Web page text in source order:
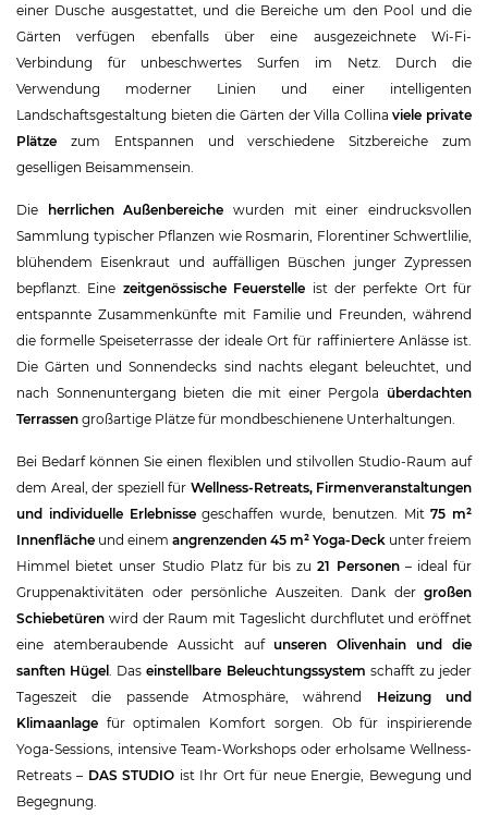
einer Dusche ausgestattet, und die Bereiche um den Pool und die
Gärten verfügen ebenfalls über eine ausgezeichnete Wi-Fi-
Verbindung für unbeschwertes Surfen im Netz. Durch die
Verwendung moderner Linien und einer intelligenten
Landschaftsgestaltung bieten die Gärten der Villa Collinaviele private
Plätze zum Entspannen und verschiedene Sitzbereiche zum
geselligen Beisammensein.
Die herrlichen Außenbereiche wurden mit einer eindrucksvollen
Sammlung typischer Pflanzen wie Rosmarin, Florentiner Schwertlilie,
blühendem Eisenkraut und auffälligen Büschen junger Zypressen
bepflanzt. Eine zeitgenössische Feuerstelle ist der perfekte Ort für
entspannte Zusammenkünfte mit Familie und Freunden, während
die formelle Speiseterrasse der ideale Ort für raffiniertere Anlässe ist.
Die Gärten und Sonnendecks sind nachts elegant beleuchtet, und
nach Sonnenuntergang bieten die mit einer Pergola überdachten
Terrassen großartige Plätze für mondbeschienene Unterhaltungen.
Bei Bedarf können Sie einen flexiblen und stilvollen Studio-Raum auf
dem Areal, der speziell für Wellness-Retreats, Firmenveranstaltungen
und individuelle Erlebnissegeschaffen wurde, benutzen. Mit75 m²
Innenfläche und einem angrenzenden 45 m² Yoga-Deck unter freiem
Himmel bietet unser Studio Platz für bis zu21 Personen– ideal für
Gruppenaktivitäten oder persönliche Auszeiten. Dank der großen
Schiebetüren wird der Raum mit Tageslicht durchflutet und eröffnet
eine atemberaubende Aussicht auf unseren Olivenhain und die
sanften Hügel . Daseinstellbare Beleuchtungssystem schafft zu jeder
Tageszeit die passende Atmosphäre, während Heizung und
Klimaanlage für optimalen Komfort sorgen. Ob für inspirierende
Yoga-Sessions, intensive Team-Workshops oder erholsame Wellness-
Retreats – DAS STUDIO ist Ihr Ort für neue Energie, Bewegung und
Begegnung.